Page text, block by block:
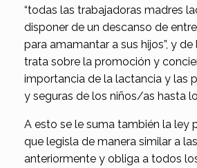
“todas las trabajadoras madres
disponer de un descanso de
para amamantar a sus hijos”, y
trata sobre la promoción y
importancia de la lactancia y las
y seguras de los niños/as hasta
A esto se le suma también la ley
que legisla de manera similar a
anteriormente y obliga a todos